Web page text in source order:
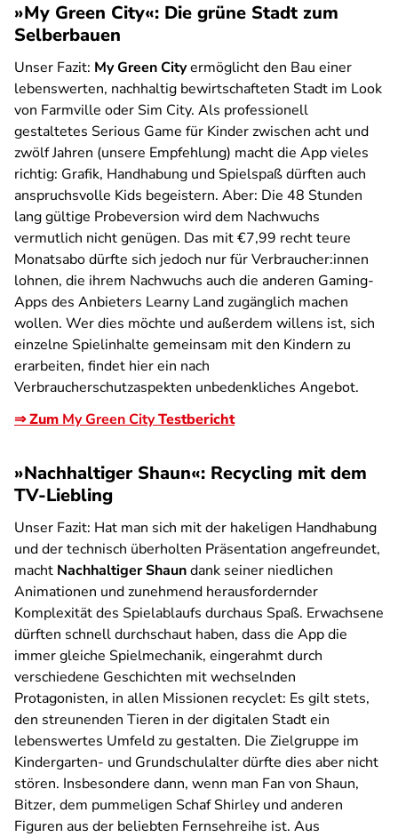
»My Green City«: Die grüne Stadt zum
Selberbauen
Unser Fazit: My Green Cityermöglicht den Bau einer
lebenswerten, nachhaltig bewirtschafteten Stadt im Look
von Farmville oder Sim City. Als professionell
gestaltetes Serious Game für Kinder zwischen acht und
zwölf Jahren (unsere Empfehlung) macht die App vieles
richtig: Grafik, Handhabung und Spielspaß dürften auch
anspruchsvolle Kids begeistern. Aber: Die 48 Stunden
lang gültige Probeversion wird dem Nachwuchs
vermutlich nicht genügen. Das mit €7,99 recht teure
Monatsabo dürfte sich jedoch nur für Verbraucher:innen
lohnen, die ihrem Nachwuchs auch die anderen Gaming-
Apps des Anbieters Learny Land zugänglich machen
wollen. Wer dies möchte und außerdem willens ist, sich
einzelne Spielinhalte gemeinsam mit den Kindern zu
erarbeiten, findet hier ein nach
Verbraucherschutzaspekten unbedenkliches Angebot.
⇒ Zum My Green CityTestbericht
»Nachhaltiger Shaun«: Recycling mit dem
TV-Liebling
Unser Fazit: Hat man sich mit der hakeligen Handhabung
und der technisch überholten Präsentation angefreundet,
macht Nachhaltiger Shaundank seiner niedlichen
Animationen und zunehmend herausfordernder
Komplexität des Spielablaufs durchaus Spaß. Erwachsene
dürften schnell durchschaut haben, dass die App die
immer gleiche Spielmechanik, eingerahmt durch
verschiedene Geschichten mit wechselnden
Protagonisten, in allen Missionen recyclet: Es gilt stets,
den streunenden Tieren in der digitalen Stadt ein
lebenswertes Umfeld zu gestalten. Die Zielgruppe im
Kindergarten- und Grundschulalter dürfte dies aber nicht
stören. Insbesondere dann, wenn man Fan von Shaun,
Bitzer, dem pummeligen Schaf Shirley und anderen
Figuren aus der beliebten Fernsehreihe ist. Aus